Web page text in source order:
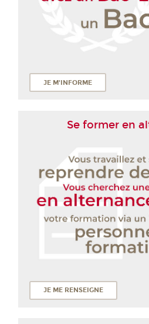
JE M'INFORME
Se former en
JE ME RENSEIGNE